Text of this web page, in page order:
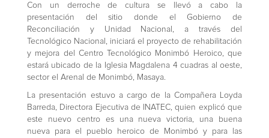
Con un derroche de cultura se llevó a cabo la
presentación del sitio donde el Gobierno de
Reconciliación y Unidad Nacional, a través del
Tecnológico Nacional, iniciará el proyecto de rehabilitación
y mejora del Centro Tecnológico Monimbó Heroico, que
estará ubicado de la Iglesia Magdalena 4 cuadras al oeste,
sector el Arenal de Monimbó, Masaya.
La presentación estuvo a cargo de la Compañera Loyda
Barreda, Directora Ejecutiva de INATEC, quien explicó que
este nuevo centro es una nueva victoria, una buena
nueva para el pueblo heroico de Monimbó y para las